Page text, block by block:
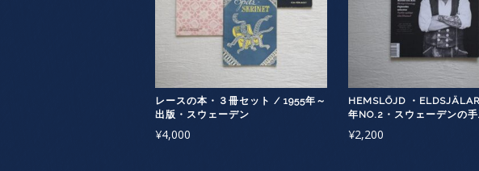
レースの本・３冊セット / 1955年～
出版・スウェーデン
¥4,000
HEMSLÖJD ・
年NO.2・スウェーデンの
¥2,200